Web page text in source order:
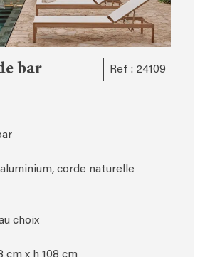
bar Ref : 24109
corde naturelle
choix